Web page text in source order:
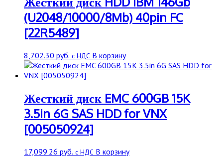
(U2048/10000/8Mb) 40pin FC
[22R5489]
8,702.30 руб. с НДС В корзину
Жесткий диск EMC 600GB 15K
3.5in 6G SAS HDD for VNX
[005050924]
17,099.26 руб. с НДС В корзину